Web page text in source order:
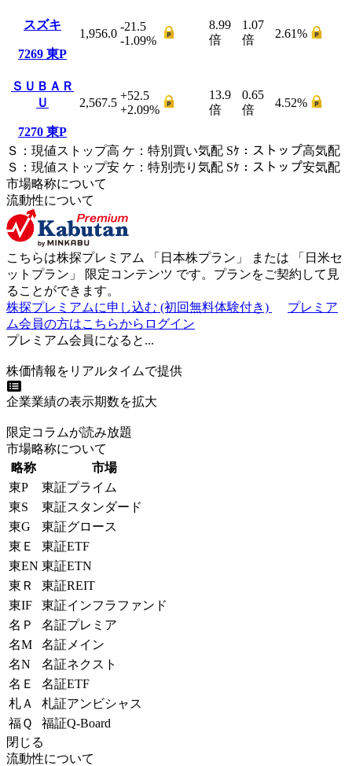
スズキ
7269 東P
1,956.0
-21.5
-1.09%
8.99
倍
1.07
倍
2.61%
ＳＵＢＡＲ
Ｕ
7270 東P
2,567.5
+52.5
+2.09%
13.9
倍
0.65
倍
4.52%
Ｓ ： 現値ストップ高 ケ ： 特別買い気配 Sｹ ： ストップ高気配
Ｓ ： 現値ストップ安 ケ ： 特別売 り 気配 Sｹ ： ストップ安気配
市場略称について
流動性について
こちらは株探プレミアム 「 日本株プラン 」 または 「 日米セ
ットプラン 」 限定コンテンツ です。プランをご契約して見
ることができます。
株探プレミアムに申し込む (初回無料体験付き)
プレミア
ム会員の方はこちらからログイン
プレミアム会員になると...
株価情報をリアルタイムで提供
企業業績の表示期数を拡大
限定コラムが読み放題
市場略称について
略称
市場
東P
東証プライム
東S
東証スタンダード
東G
東証グロース
東Ｅ
東証ETF
東EN 東証ETN
東Ｒ
東証REIT
東IF
東証インフラファンド
名Ｐ
名証プレミア
名M
名証メイン
名N
名証ネクスト
名Ｅ
名証ETF
札Ａ
札証アンビシャス
福Ｑ
福証Q-Board
閉じる
流動性について